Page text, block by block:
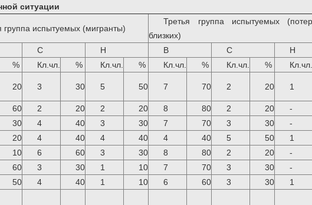
ситуации
группа испытуемых (мигранты)
Третья группа испытуемых
близких)
С Н В С
Н
% Кл.чл. % Кл.чл. % Кл.чл. % Кл.чл. %
20 3 30 5 50 7 70 2 20 1
60 2 20 2 20 8 80 2 20
-
30 4 40 3 30 7 70 3 30
-
20 4 40 4 40 4 40 5 50
1
10 6 60 3 30 8 80 2 20
-
60 3 30 1 10 7 70 3 30
-
50 4 40 1 10 6 60 3 30
1